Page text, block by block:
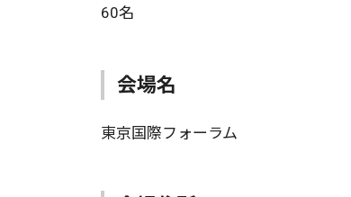
60名
会場名
東京国際フォーラム